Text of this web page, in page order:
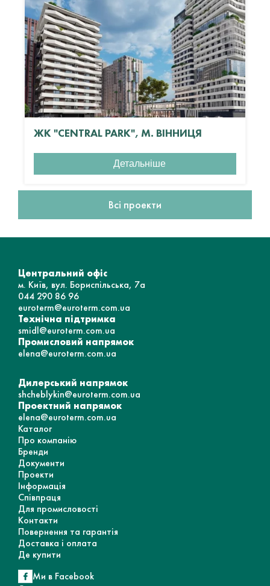
ЖК "CENTRAL PARK", М. ВІННИЦЯ
Детальніше
Всі проекти
Центральний офіс
м. Київ, вул. Бориспільська, 7а
044 290 86 96
euroterm@euroterm.com.ua
Технічна підтримка
smidl@euroterm.com.ua
Промисловий напрямок
elena@euroterm.com.ua
Дилерський напрямок
shcheblykin@euroterm.com.ua
Проектний напрямок
elena@euroterm.com.ua
Каталог
Про компанію
Бренди
Документи
Проекти
Інформація
Співпраця
Для промисловості
Контакти
Повернення та гарантія
Доставка і оплата
Де купити
Ми в Facebook